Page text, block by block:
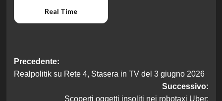
Real Time
Navigazione
articolo
Precedente:
Realpolitik su Rete 4, Stasera in TV del 3 giugno 2026
Successivo:
Scoperti oggetti insoliti nei robotaxi Uber: